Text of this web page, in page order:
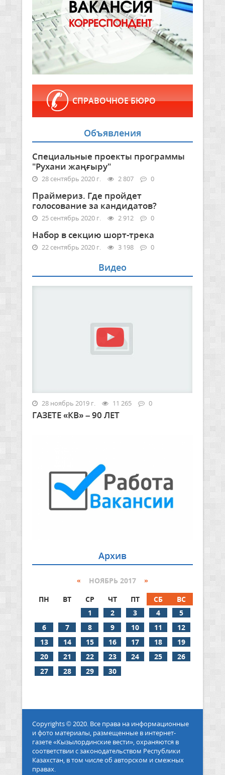
СПРАВОЧНОЕ БЮРО
Объявления
Специальные проекты программы
"Рухани жаңғыру"
28 сентябрь 2020 г. 2 807 0
Праймериз. Где пройдет
голосование за кандидатов?
25 сентябрь 2020 г. 2 912 0
Набор в секцию шорт-трека
22 сентябрь 2020 г. 3 198 0
Видео
28 ноябрь 2019 г. 11 265 0
ГАЗЕТЕ «КВ» – 90 ЛЕТ
Архив
« НОЯБРЬ 2017 »
ПН
ВТ СР ЧТ ПТ СБ
ВС
1
2 3 4
5
6
7 8 9 10 11
12
13
14 15 16 17 18
19
20
21 22 23 24 25
26
27
28 29 30
Copyrights © 2020. Все права на информационные
и фото материалы, размещенные в интернет-
газете «Кызылординские вести», охраняются в
соответствии с законодательством Республики
Казахстан, в том числе об авторском и смежных
правах.